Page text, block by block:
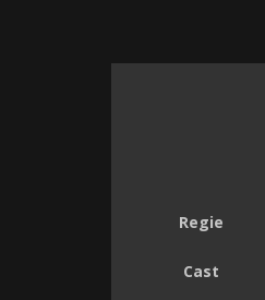
Regie
Cast